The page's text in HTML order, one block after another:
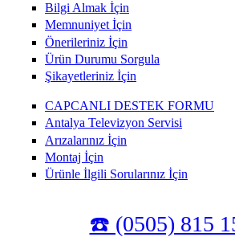
Bilgi Almak İçin
Memnuniyet İçin
Önerileriniz İçin
Ürün Durumu Sorgula
Şikayetleriniz İçin
CAPCANLI DESTEK FORMU
Antalya Televizyon Servisi
Arızalarınız İçin
Montaj İçin
Ürünle İlgili Sorularınız İçin
☎️ (0505) 815